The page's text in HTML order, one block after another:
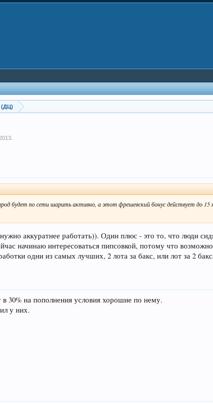
(ДЦ)
будет по сети шарить активно, а этот фрешевский бонус действует до 15
аккуратнее работать)). Один плюс - это то, что люди
начинаю интересоваться пипсовкой, потому что
одни из самых лучших, 2 лота за бакс, или лот за 2
30% на пополнения условия хорошие по нему.
у них.